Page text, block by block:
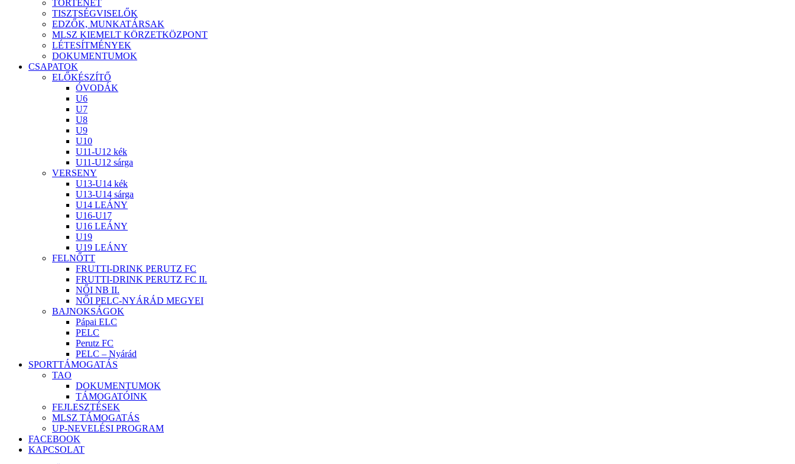
TÖRTÉNET
TISZTSÉGVISELŐK
EDZŐK, MUNKATÁRSAK
MLSZ KIEMELT KÖRZETKÖZPONT
LÉTESÍTMÉNYEK
DOKUMENTUMOK
CSAPATOK
ELŐKÉSZÍTŐ
ÓVODÁK
U6
U7
U8
U9
U10
U11-U12 kék
U11-U12 sárga
VERSENY
U13-U14 kék
U13-U14 sárga
U14 LEÁNY
U16-U17
U16 LEÁNY
U19
U19 LEÁNY
FELNŐTT
FRUTTI-DRINK PERUTZ FC
FRUTTI-DRINK PERUTZ FC II.
NŐI NB II.
NŐI PELC-NYÁRÁD MEGYEI
BAJNOKSÁGOK
Pápai ELC
PELC
Perutz FC
PELC – Nyárád
SPORTTÁMOGATÁS
TAO
DOKUMENTUMOK
TÁMOGATÓINK
FEJLESZTÉSEK
MLSZ TÁMOGATÁS
UP-NEVELÉSI PROGRAM
FACEBOOK
KAPCSOLAT